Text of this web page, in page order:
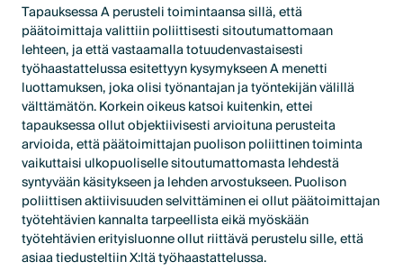
Tapauksessa A perusteli toimintaansa sillä, että
päätoimittaja valittiin poliittisesti sitoutumattomaan
lehteen, ja että vastaamalla totuudenvastaisesti
työhaastattelussa esitettyyn kysymykseen A menetti
luottamuksen, joka olisi työnantajan ja työntekijän välillä
välttämätön. Korkein oikeus katsoi kuitenkin, ettei
tapauksessa ollut objektiivisesti arvioituna perusteita
arvioida, että päätoimittajan puolison poliittinen toiminta
vaikuttaisi ulkopuoliselle sitoutumattomasta lehdestä
syntyvään käsitykseen ja lehden arvostukseen. Puolison
poliittisen aktiivisuuden selvittäminen ei ollut päätoimittajan
työtehtävien kannalta tarpeellista eikä myöskään
työtehtävien erityisluonne ollut riittävä perustelu sille, että
asiaa tiedusteltiin X:ltä työhaastattelussa.